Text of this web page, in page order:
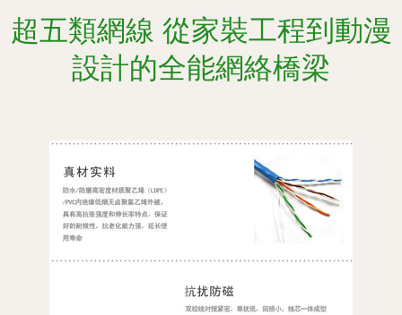
超五類網線 從家裝工程到動漫
設計的全能網絡橋梁